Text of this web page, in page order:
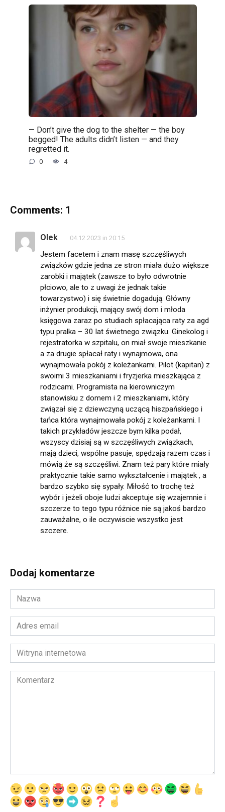
— Don’t give the dog to the shelter — the boy
begged! The adults didn’t listen — and they
regretted it.
0 4
Comments: 1
Olek 04.12.2023 in 20:15
Jestem facetem i znam masę szczęśliwych
związków gdzie jedna ze stron miała dużo większe
zarobki i majątek (zawsze to było odwrotnie
płciowo, ale to z uwagi że jednak takie
towarzystwo) i się świetnie dogadują. Główny
inżynier produkcji, mający swój dom i młoda
księgowa zaraz po studiach spłacająca raty za agd
typu pralka – 30 lat świetnego związku. Ginekolog i
rejestratorka w szpitalu, on miał swoje mieszkanie
a za drugie spłacał raty i wynajmowa, ona
wynajmowała pokój z koleżankami. Pilot (kapitan) z
swoimi 3 mieszkaniami i fryzjerka mieszkająca z
rodzicami. Programista na kierowniczym
stanowisku z domem i 2 mieszkaniami, który
związał się z dziewczyną uczącą hiszpańskiego i
tańca która wynajmowała pokój z koleżankami. I
takich przykładów jeszcze bym kilka podał,
wszyscy dzisiaj są w szczęśliwych związkach,
mają dzieci, wspólne pasuje, spędzają razem czas i
mówią że są szczęśliwi. Znam też pary które miały
praktycznie takie samo wykształcenie i majątek , a
bardzo szybko się sypały. Miłość to trochę też
wybór i jeżeli oboje ludzi akceptuje się wzajemnie i
szczerze to tego typu różnice nie są jakoś bardzo
zauważalne, o ile oczywiscie wszystko jest
szczere.
Dodaj komentarze
Nazwa
*
Adres
email
*Witryna
internetowa
Komentarz